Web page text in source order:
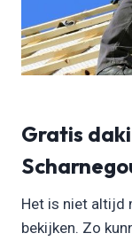
Gratis
Het is niet altijd
bekijken. Zo